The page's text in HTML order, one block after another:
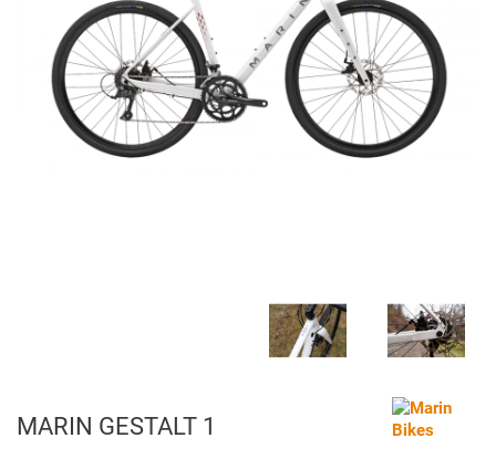
MARIN GESTALT 1